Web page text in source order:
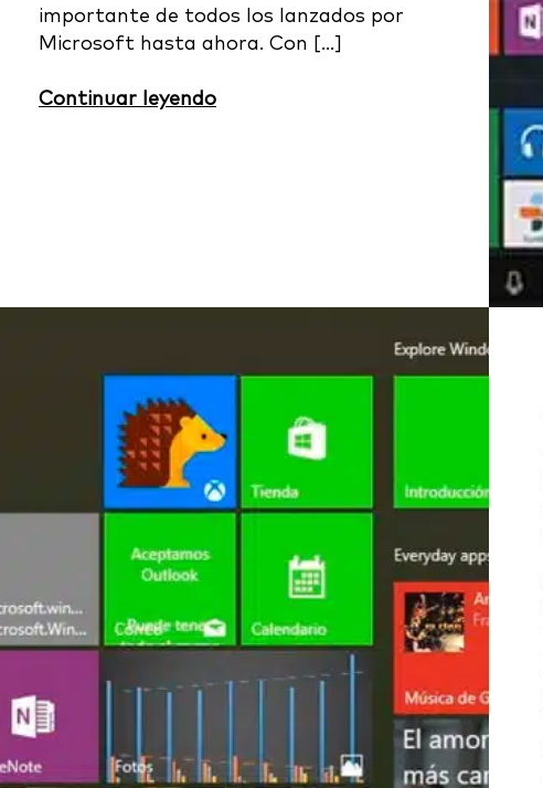
importante de todos los lanzados por
Microsoft hasta ahora. Con […]
Continuar leyendo